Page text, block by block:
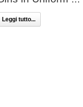
Leggi tutto...